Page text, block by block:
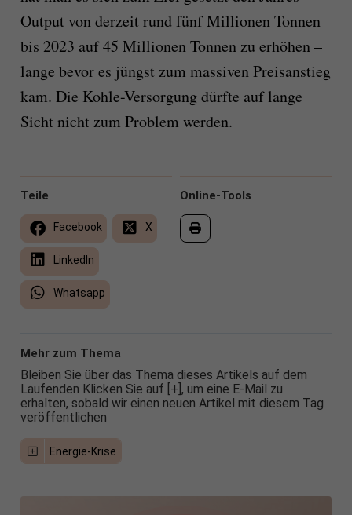
Output von derzeit rund fünf Millionen Tonnen
bis 2023 auf 45 Millionen Tonnen zu erhöhen –
lange bevor es jüngst zum massiven Preisanstieg
kam. Die Kohle-Versorgung dürfte auf lange
Sicht nicht zum Problem werden.
Online-Tools
Teile
Facebook X
LinkedIn
Whatsapp
Mehr zum Thema
Bleiben Sie über das Thema dieses Artikels auf dem
Laufenden Klicken Sie auf [+], um eine E-Mail zu
erhalten, sobald wir einen neuen Artikel mit diesem Tag
veröffentlichen
Energie-Krise